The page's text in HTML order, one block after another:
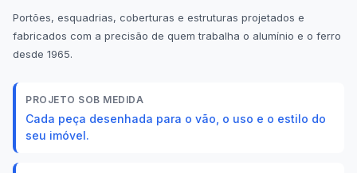
Portões, esquadrias, coberturas e estruturas projetados e
fabricados com a precisão de quem trabalha o alumínio e o ferro
desde 1965.
PROJETO SOB MEDIDA
Cada peça desenhada para o vão, o uso e o estilo do
seu imóvel.